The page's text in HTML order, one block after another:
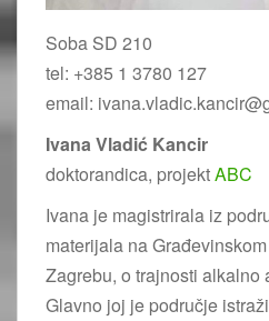
Soba SD 210
tel: +385 1 3780 127
email:
Ivana Vladić Kancir
doktorandica, projektABC
Ivana je magistrirala iz
materijala na
Zagrebu, o trajnosti alkalno
Glavno joj je područje